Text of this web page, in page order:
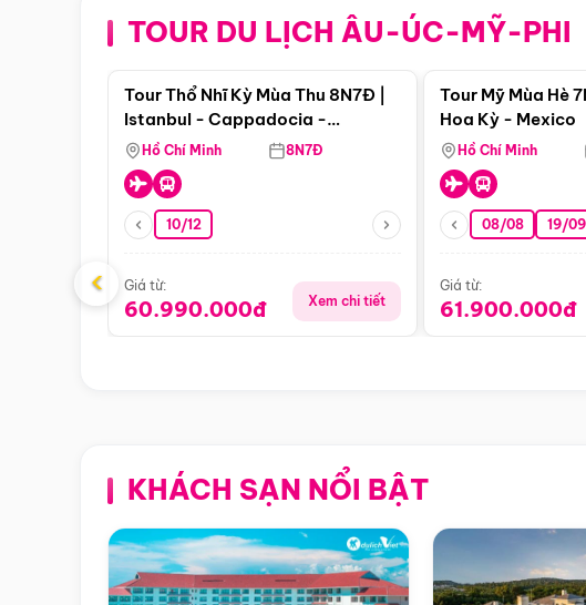
TOUR DU LỊCH ÂU-ÚC-MỸ-PHI
Điểm nổi bật
Tour Thổ Nhĩ Kỳ Mùa Thu 8N7Đ |
Istanbul - Cappadocia -
Pamukkale
Hồ Chí Minh 8N7Đ
10/12
Giá từ:
60.990.000đ Xem chi tiết
Tour Mỹ Mùa Hè
Hoa Kỳ - Mexico
Hồ Chí Minh
08/08 19/09
Giá từ:
61.900.000đ
‹
KHÁCH SẠN NỔI BẬT